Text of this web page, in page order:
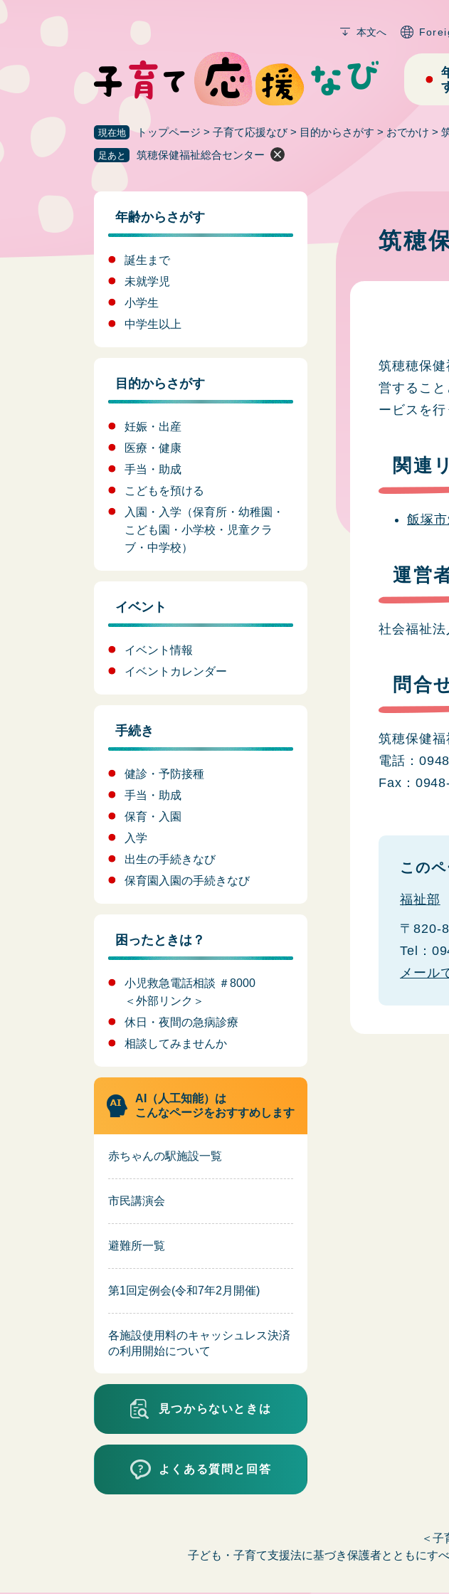
ペ
ー
頭
。
本文へ
現在地 トップページ > 子育て応援なび > 目的からさがす > おでかけ >
足あと 筑穂保健福祉総合センター
筑穂
筑穂穂保
営するこ
ービスを行
関連
飯塚
運営
社会福祉
問合
筑穂保健福
電話：
Fax：
この
福祉部
〒820-
Tel：
メール
年齢からさがす
誕生まで
未就学児
小学生
中学生以上
目的からさがす
妊娠・出産
医療・健康
手当・助成
こどもを預ける
入園・入学（保育所・幼稚園・
こども園・小学校・児童クラ
ブ・中学校）
イベント
イベント情報
イベントカレンダー
手続き
健診・予防接種
手当・助成
保育・入園
入学
出生の手続きなび
保育園入園の手続きなび
困ったときは？
小児救急電話相談 ＃8000
＜外部リンク＞
休日・夜間の急病診療
相談してみませんか
AI（人工知能）は
こんなページをおすすめします
赤ちゃんの駅施設一覧
市民講演会
避難所一覧
第1回定例会(令和7年2月開催)
各施設使用料のキャッシュレス決済
の利用開始について
見つからないときは
よくある質問と回答
＜子
子ども・子育て支援法に基づき保護者とともにす